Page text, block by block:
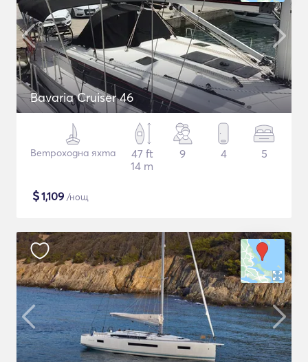
Bavaria Cruiser 46
Ветроходна яхта
47 ft
14 m
9 4 5
$1,109 /нощ